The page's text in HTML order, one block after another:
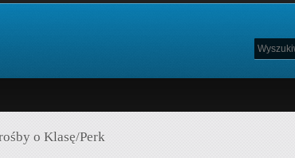
o Klasę/Perk